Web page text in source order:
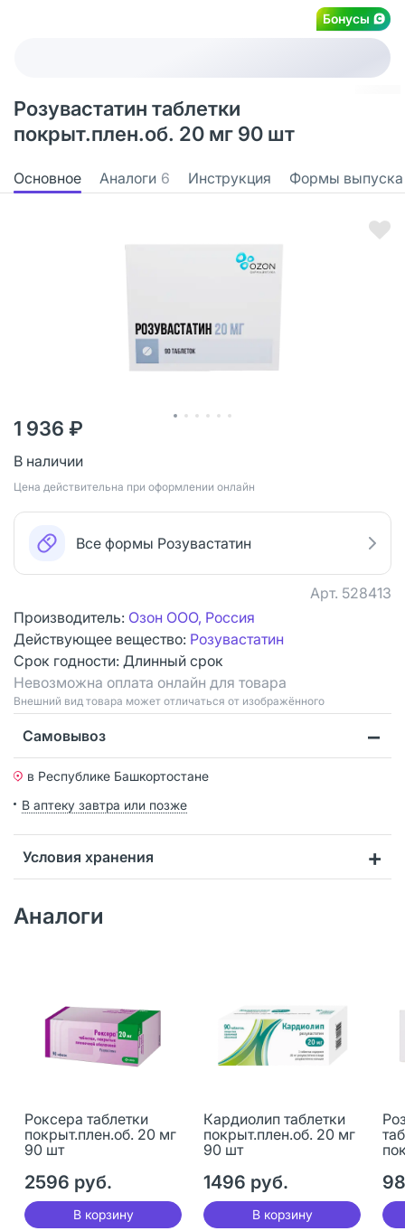
Бонусы
Розувастатин таблетки
покрыт.плен.об. 20 мг 90 шт
Основное Аналоги 6 Инструкция Формы выпуска
1 936 ₽
В наличии
Цена действительна при оформлении онлайн
Все формы Розувастатин
Арт. 528413
Производитель: Озон ООО, Россия
Действующее вещество: Розувастатин
Срок годности: Длинный срок
Невозможна оплата онлайн для товара
Bнешний вид товара может отличаться от изображённого
Самовывоз
в Республике Башкортостане
В аптеку завтра или позже
Условия хранения
Аналоги
Роксера таблетки
покрыт.плен.об. 20 мг
90 шт
2596 руб.
В корзину
Кардиолип таблетки
покрыт.плен.об. 20 мг
90 шт
1496 руб.
В корзину